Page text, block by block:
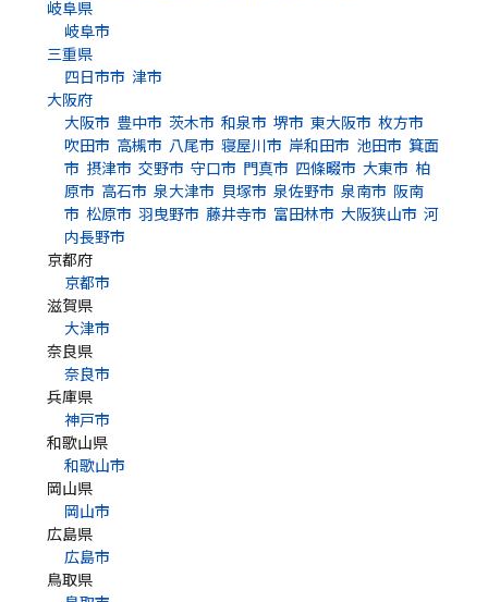
岐阜県
岐阜市
三重県
四日市市 津市
大阪府
大阪市 豊中市 茨木市 和泉市 堺市 東大阪市 枚方市
吹田市 高槻市 八尾市 寝屋川市 岸和田市 池田市 箕面
市 摂津市 交野市 守口市 門真市 四條畷市 大東市 柏
原市 高石市 泉大津市 貝塚市 泉佐野市 泉南市 阪南
市 松原市 羽曳野市 藤井寺市 富田林市 大阪狭山市 河
内長野市
京都府
京都市
滋賀県
大津市
奈良県
奈良市
兵庫県
神戸市
和歌山県
和歌山市
岡山県
岡山市
広島県
広島市
鳥取県